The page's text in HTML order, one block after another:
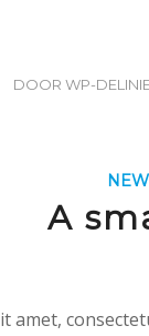
DOOR WP-
A
amet,